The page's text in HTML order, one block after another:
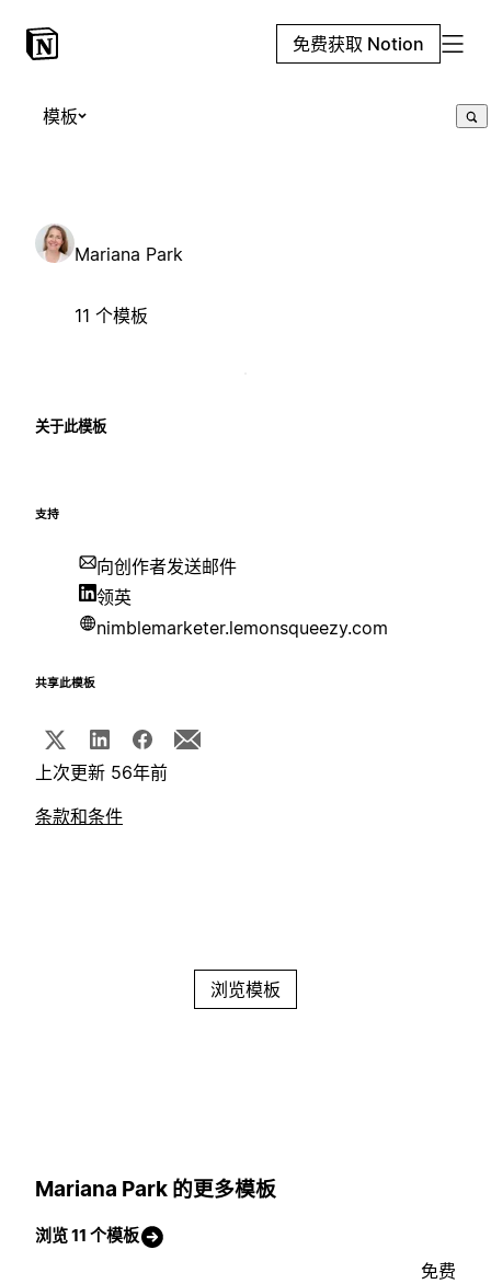
免费获取 Notion
模板
Mariana Park
11 个模板
关于此模板
支持
向创作者发送邮件
领英
nimblemarketer.lemonsqueezy.com
共享此模板
上次更新 56年前
条款和条件
浏览模板
Mariana Park 的更多模板
浏览 11 个模板
免费